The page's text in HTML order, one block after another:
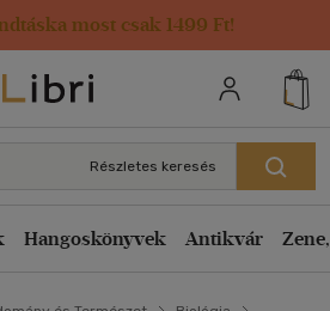
most csak 1499 Ft!
adatai
Részletes keresés
Hangoskönyvek Antikvár